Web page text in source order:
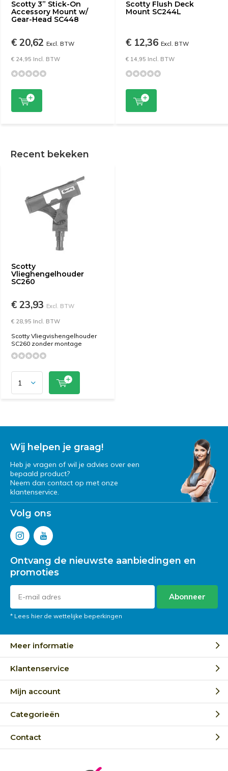
Scotty 3” Stick-On
Accessory Mount w/
Gear-Head SC448
€ 20,62 Excl. BTW
€ 24,95 Incl. BTW
Scotty Flush Deck
Mount SC244L
€ 12,36 Excl. BTW
€ 14,95 Incl. BTW
Recent bekeken
Scotty
Vlieghengelhouder
SC260
€ 23,93 Excl. BTW
€ 28,95 Incl. BTW
Scotty Vliegvishengelhouder
SC260 zonder montage
Wij helpen je graag!
Heb je vragen of wil je advies over een
bepaald product?
Neem dan contact op met onze
klantenservice.
Volg ons
Ontvang de nieuwste aanbiedingen en
promoties
Abonneer
* Lees hier de wettelijke beperkingen
Meer informatie
Klantenservice
Mijn account
Categorieën
Contact